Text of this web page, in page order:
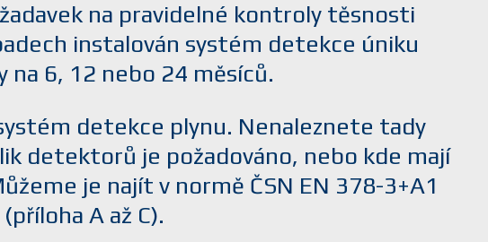
na pravidelné kontroly těsnosti
instalován systém detekce úniku
na 6, 12 nebo 24 měsíců.
detekce plynu. Nenaleznete tady
detektorů je požadováno, nebo kde mají
je najít v normě ČSN EN 378-3+A1
A až C).